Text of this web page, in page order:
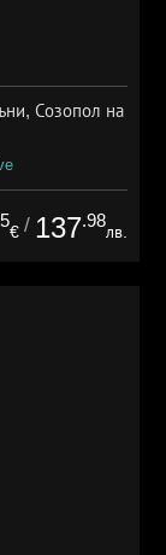
Созопол на
€ / 137.98
лв.